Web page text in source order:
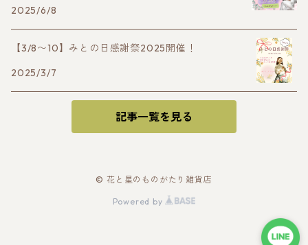
2025/6/8
【3/8〜10】みとの日感謝祭2025開催！
2025/3/7
記事一覧を見る
© 花と星のものがたり雑貨店
Powered by